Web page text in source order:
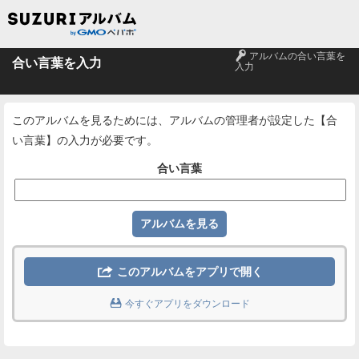
合い言葉を入力 🔑 アルバムの合い言葉を
入力
このアルバムを見るためには、アルバムの管理者が設定した【合
い言葉】の入力が必要です。
合い言葉
 このアルバムをアプリで開く
 今すぐアプリをダウンロード